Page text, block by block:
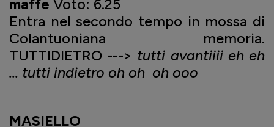
maffe Voto: 6.25
Entra nel secondo tempo in mossa di
Colantuoniana memoria.
TUTTIDIETRO ---> tutti avantiiii eh eh
... tutti indietro oh oh oh ooo
MASIELLO